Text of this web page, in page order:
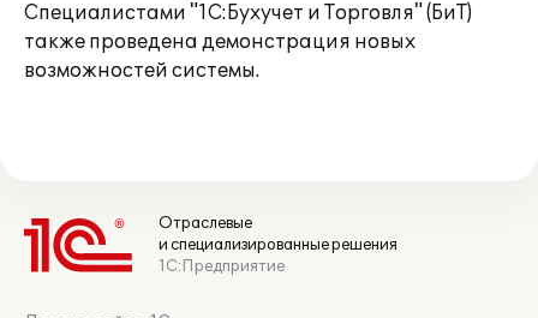
Специалистами "1С:Бухучет и Торговля" (БиТ)
также проведена демонстрация новых
возможностей системы.
Отраслевые
и специализированные решения
1С:Предприятие